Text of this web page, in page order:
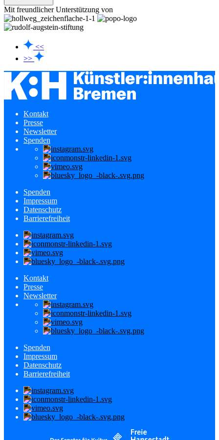
Mit freundlicher Unterstützung von
<<
>>
Kontakt
Presse
Newsletter
Spenden
Spenden
Impressum
Datenschutz
Barrierefreiheit
Kontakt
Presse
Newsletter
Spenden
Impressum
Datenschutz
Barrierefreiheit